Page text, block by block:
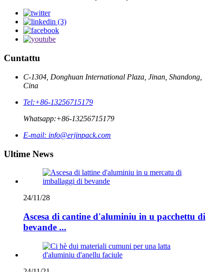
Cuntattu
C-1304, Donghuan International Plaza, Jinan, Shandong,
Cina
Tel:+86-13256715179
Whatsapp:+86-13256715179
E-mail: info@erjinpack.com
Ultime News
24/11/28
Ascesa di cantine d'aluminiu in u pacchettu di
bevande ...